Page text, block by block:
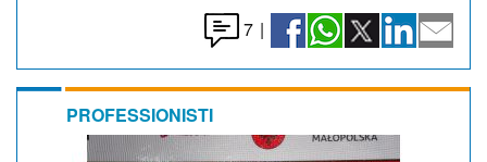
7 |
PROFESSIONISTI